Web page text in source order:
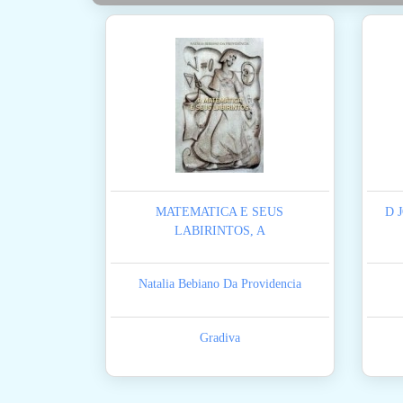
MATEMATICA E SEUS
LABIRINTOS, A
Natalia Bebiano Da Providencia
Gradiva
D